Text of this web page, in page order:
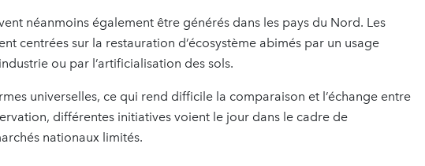
néanmoins également être générés dans les pays du Nord. Les
centrées sur la restauration d’écosystème abimés par un usage
ou par l’artificialisation des sols.
universelles, ce qui rend difficile la comparaison et l’échange entre
différentes initiatives voient le jour dans le cadre de
nationaux limités.